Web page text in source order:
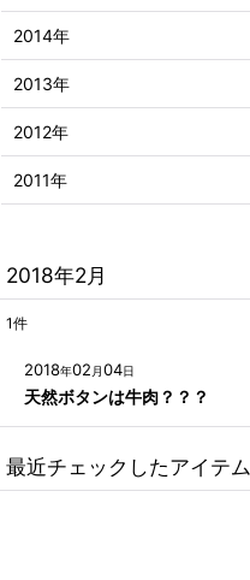
2018年2月
1件
2018年02 月04日
天然ボタンは牛肉？？？
2014年
2013年
2012年
2011年
最近チェックしたアイテム